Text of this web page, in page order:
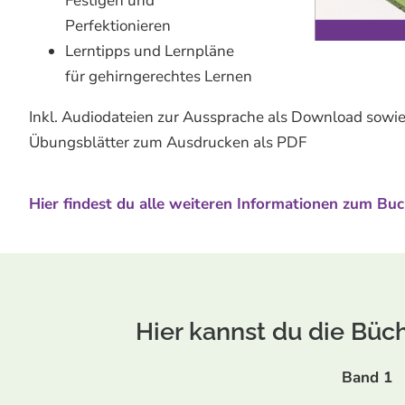
Perfektionieren
Lerntipps und Lernpläne
für gehirngerechtes Lernen
Inkl. Audiodateien zur Aussprache als Download
Übungsblätter zum Ausdrucken als PDF
Hier findest du alle weiteren Informationen zum
Hier kannst du die
Band 1